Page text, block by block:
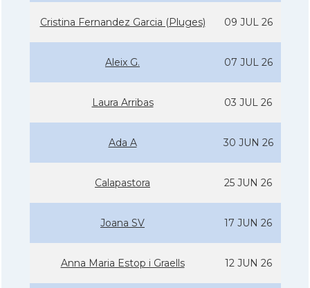
Cristina Fernandez Garcia (Pluges) 09 JUL 26
Aleix G. 07 JUL 26
Laura Arribas 03 JUL 26
Ada A 30 JUN 26
Calapastora 25 JUN 26
Joana SV 17 JUN 26
Anna Maria Estop i Graells 12 JUN 26